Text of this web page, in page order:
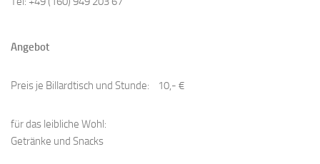
Angebot
Preis je Billardtisch und Stunde: 10,- €
​für das leibliche Wohl:
Getränke und Snacks